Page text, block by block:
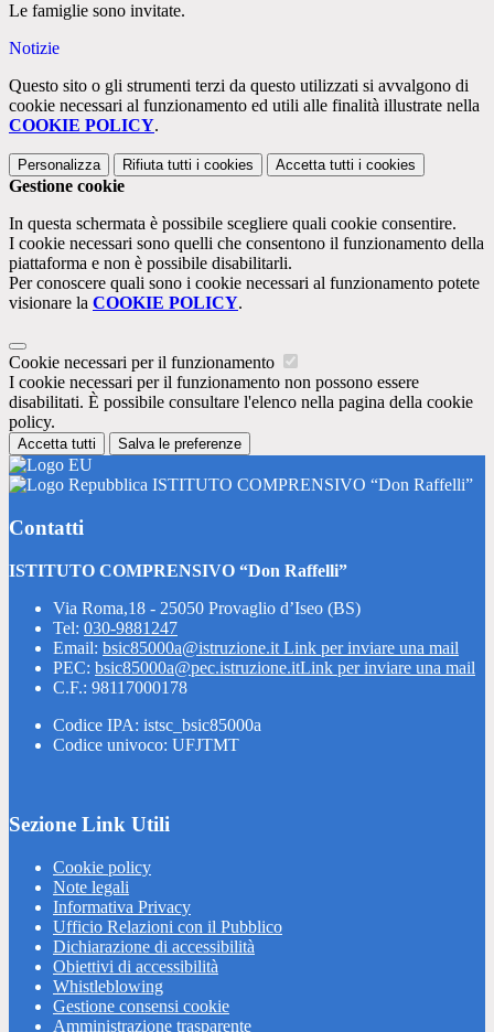
Le famiglie sono invitate.
Notizie
Questo sito o gli strumenti terzi da questo utilizzati si avvalgono di
cookie necessari al funzionamento ed utili alle finalità illustrate nella
COOKIE POLICY.
Personalizza Rifiuta tutti i cookies Accetta tutti i cookies
Gestione cookie
In questa schermata è possibile scegliere quali cookie consentire.
I cookie necessari sono quelli che consentono il funzionamento della
piattaforma e non è possibile disabilitarli.
Per conoscere quali sono i cookie necessari al funzionamento potete
visionare la COOKIE POLICY.
Cookie necessari per il funzionamento
I cookie necessari per il funzionamento non possono essere
disabilitati. È possibile consultare l'elenco nella pagina della cookie
policy.
Accetta tutti Salva le preferenze
ISTITUTO COMPRENSIVO “Don Raffelli”
Contatti
ISTITUTO COMPRENSIVO “Don Raffelli”
Via Roma,18 - 25050 Provaglio d’Iseo (BS)
Tel: 030-9881247
Email: bsic85000a@istruzione.it Link per inviare una mail
PEC: bsic85000a@pec.istruzione.itLink per inviare una mail
C.F.: 98117000178
Codice IPA: istsc_bsic85000a
Codice univoco: UFJTMT
Sezione Link Utili
Cookie policy
Note legali
Informativa Privacy
Ufficio Relazioni con il Pubblico
Dichiarazione di accessibilità
Obiettivi di accessibilità
Whistleblowing
Gestione consensi cookie
Amministrazione trasparente